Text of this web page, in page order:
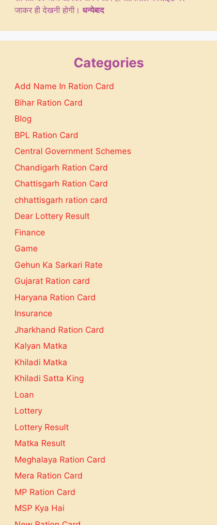
जाकर ही देखनी होगी। धन्येबाद
Categories
Add Name In Ration Card
Bihar Ration Card
Blog
BPL Ration Card
Central Government Schemes
Chandigarh Ration Card
Chattisgarh Ration Card
chhattisgarh ration card
Dear Lottery Result
Finance
Game
Gehun Ka Sarkari Rate
Gujarat Ration card
Haryana Ration Card
Insurance
Jharkhand Ration Card
Kalyan Matka
Khiladi Matka
Khiladi Satta King
Loan
Lottery
Lottery Result
Matka Result
Meghalaya Ration Card
Mera Ration Card
MP Ration Card
MSP Kya Hai